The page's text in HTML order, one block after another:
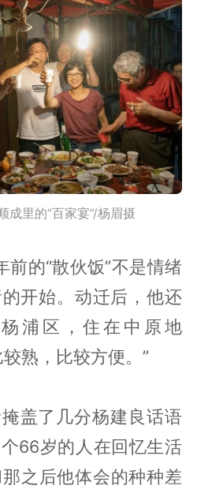
成里的“百家宴”/杨眉摄
的“散伙饭”不是情绪
开始。动迁后，他还
浦区，住在中原地
熟，比较方便。”
盖了几分杨建良话语
66岁的人在回忆生活
之后他体会的种种差